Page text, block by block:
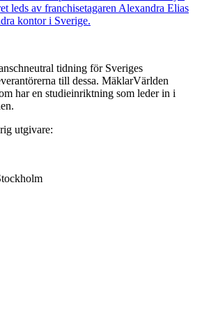
leds av franchisetagaren Alexandra Elias
kontor i Sverige.
tidning för Sveriges
till dessa. MäklarVärlden
har en studieinriktning som leder in i
utgivare: